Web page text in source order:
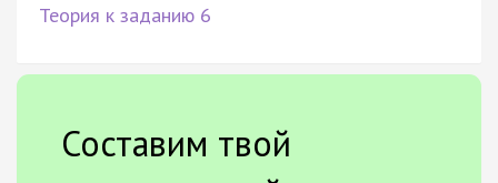
Теория к заданию 6
Составим твой